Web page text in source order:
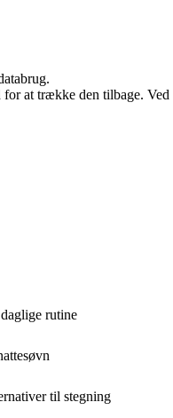
at trække den tilbage. Ved
rutine
til stegning